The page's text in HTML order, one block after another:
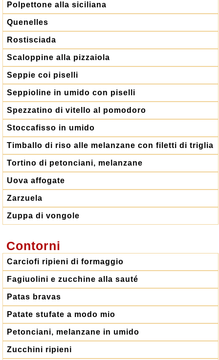
Polpettone alla siciliana
Quenelles
Rostisciada
Scaloppine alla pizzaiola
Seppie coi piselli
Seppioline in umido con piselli
Spezzatino di vitello al pomodoro
Stoccafisso in umido
Timballo di riso alle melanzane con filetti di triglia
Tortino di petonciani, melanzane
Uova affogate
Zarzuela
Zuppa di vongole
Contorni
Carciofi ripieni di formaggio
Fagiuolini e zucchine alla sauté
Patas bravas
Patate stufate a modo mio
Petonciani, melanzane in umido
Zucchini ripieni